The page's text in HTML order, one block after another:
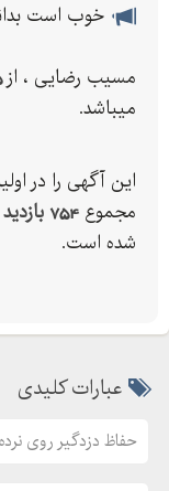
خوب است
مسیب رضایی ، از
میباشد.
این آگهی را در
مجموع 754 بازدید
شده است.
عبارات کلیدی
حفاظ دزدگیر روی نرده